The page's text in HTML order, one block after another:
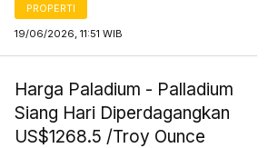
PROPERTI
19/06/2026, 11:51 WIB
Harga Paladium - Palladium
Siang Hari Diperdagangkan
US$1268.5 /Troy Ounce